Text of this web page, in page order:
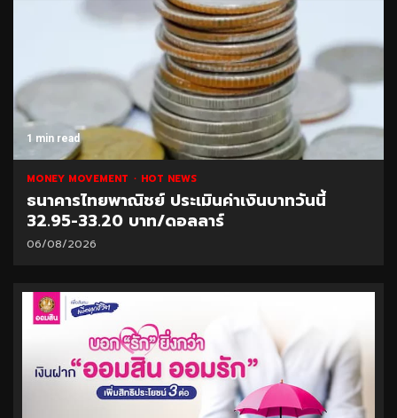
1 min read
MONEY MOVEMENT HOT NEWS
ธนาคารไทยพาณิชย์ ประเมินค่าเงินบาทวันนี้
32.95-33.20 บาท/ดอลลาร์
06/08/2026